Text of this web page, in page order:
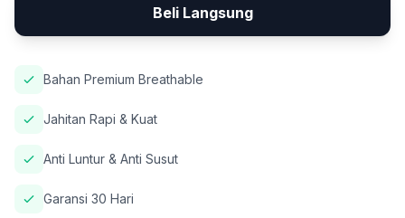
Beli Langsung
Bahan Premium Breathable
Jahitan Rapi & Kuat
Anti Luntur & Anti Susut
Garansi 30 Hari